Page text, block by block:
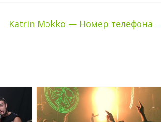
Katrin Mokko — Номер телефона